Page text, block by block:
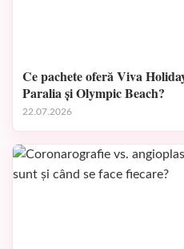
Ce pachete oferă Viva
Paralia și Olympic Beach?
22.07.2026